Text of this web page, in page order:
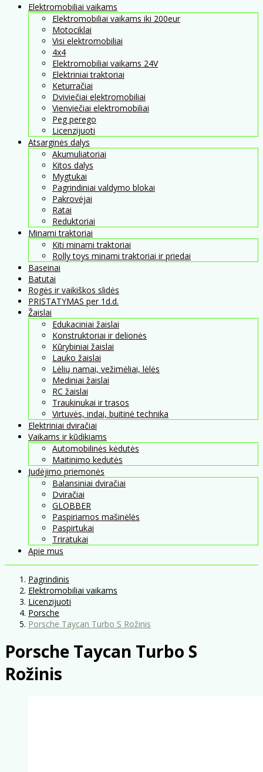
Elektromobiliai vaikams
Elektromobiliai vaikams iki 200eur
Motociklai
Visi elektromobiliai
4x4
Elektromobiliai vaikams 24V
Elektriniai traktoriai
Keturračiai
Dviviečiai elektromobiliai
Vienviečiai elektromobiliai
Peg perego
Licenzijuoti
Atsarginės dalys
Akumuliatoriai
Kitos dalys
Mygtukai
Pagrindiniai valdymo blokai
Pakrovėjai
Ratai
Reduktoriai
Minami traktoriai
Kiti minami traktoriai
Rolly toys minami traktoriai ir priedai
Baseinai
Batutai
Rogės ir vaikiškos slidės
PRISTATYMAS per 1d.d.
Žaislai
Edukaciniai žaislai
Konstruktoriai ir delionės
Kūrybiniai žaislai
Lauko žaislai
Lėlių namai, vežimėliai, lėlės
Mediniai žaislai
RC žaislai
Traukinukai ir trasos
Virtuvės, indai, buitinė technika
Elektriniai dviračiai
Vaikams ir kūdikiams
Automobilinės kėdutės
Maitinimo kedutės
Judėjimo priemonės
Balansiniai dviračiai
Dviračiai
GLOBBER
Paspiriamos mašinėlės
Paspirtukai
Triratukai
Apie mus
Pagrindinis
Elektromobiliai vaikams
Licenzijuoti
Porsche
Porsche Taycan Turbo S Rožinis
Porsche Taycan Turbo S
Rožinis